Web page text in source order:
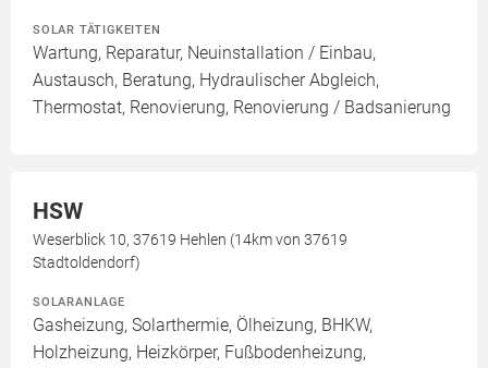
SOLAR TÄTIGKEITEN
Wartung, Reparatur, Neuinstallation / Einbau,
Austausch, Beratung, Hydraulischer Abgleich,
Thermostat, Renovierung, Renovierung / Badsanierung
HSW
Weserblick 10, 37619 Hehlen (14km von 37619
Stadtoldendorf)
SOLARANLAGE
Gasheizung, Solarthermie, Ölheizung, BHKW,
Holzheizung, Heizkörper, Fußbodenheizung,